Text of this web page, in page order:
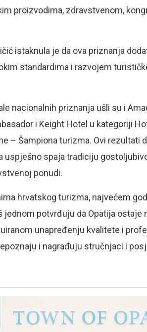
proizvodima, zdravstvenom,
istaknula je da ova priznanja
standardima i razvojem
nacionalnih priznanja ušli su i
i Keight Hotel u kategoriji
– Šampiona turizma. Ovi rezultati
uspješno spaja tradiciju
ponudi.
hrvatskog turizma, najvećem
jednom potvrđuju da Opatija
unapređenju kvalitete i
i nagrađuju stručnjaci i